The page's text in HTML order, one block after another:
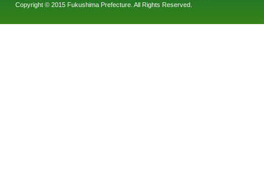
Copyright © 2015 Fukushima Prefecture. All Rights Reserved.